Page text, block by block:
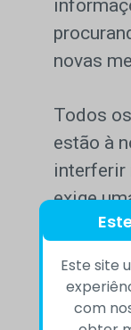
novas
Todos
estão à
interferir
exige
Este site
com